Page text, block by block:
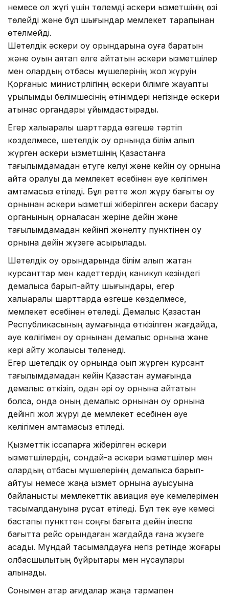
немесе қол жүгі үшін төлемді әскери қызметшінің өзі
төлейді және бұл шығындар мемлекет тарапынан
өтелмейді.
Шетелдік әскери оқу орындарына оқуға баратын
және оқуын аяқтап елге қайтатын әскери қызметшілер
мен олардың отбасы мүшелерінің жол жүруін
Қорғаныс министрлігінің әскери білімге жауапты
құрылымдық бөлімшесінің өтінімдері негізінде әскери
қатынас органдары ұйымдастырады.
Егер халықаралық шарттарда өзгеше тәртіп
көзделмесе, шетелдік оқу орнында білім алып
жүрген әскери қызметшінің Қазақстанға
тағылымдамадан өтуге келуі және кейін оқу орнына
қайта оралуы да мемлекет есебінен әуе көлігімен
қамтамасыз етіледі. Бұл ретте жол жүру бағыты оқу
орнынан әскери қызметші жіберілген әскери басқару
органының орналасқан жеріне дейін және
тағылымдамадан кейінгі жөнелту пунктінен оқу
орнына дейін жүзеге асырылады.
Шетелдік оқу орындарында білім алып жатқан
курсанттар мен кадеттердің каникул кезіндегі
демалысқа барып-қайту шығындары, егер
халықаралық шарттарда өзгеше көзделмесе,
мемлекет есебінен өтеледі. Демалыс Қазақстан
Республикасының аумағында өткізілген жағдайда,
әуе көлігімен оқу орнынан демалыс орнына және
кері қайту жолақысы төленеді.
Егер шетелдік оқу орнында оқып жүрген курсант
тағылымдамадан кейін Қазақстан аумағында
демалыс өткізіп, одан әрі оқу орнына қайтатын
болса, онда оның демалыс орнынан оқу орнына
дейінгі жол жүруі де мемлекет есебінен әуе
көлігімен қамтамасыз етіледі.
Қызметтік іссапарға жіберілген әскери
қызметшілердің, сондай-ақ әскери қызметшілер мен
олардың отбасы мүшелерінің демалысқа барып-
қайтуы немесе жаңа қызмет орнына ауысуына
байланысты мемлекеттік авиация әуе кемелерімен
тасымалдануына рұқсат етіледі. Бұл тек әуе кемесі
бастапқы пункттен соңғы бағытқа дейін ілеспе
бағытта рейс орындаған жағдайда ғана жүзеге
асады. Мұндай тасымалдауға негіз ретінде жоғары
қолбасшылықтың бұйрықтары мен нұсқаулары
алынады.
Сонымен қатар қағидалар жаңа тармақпен